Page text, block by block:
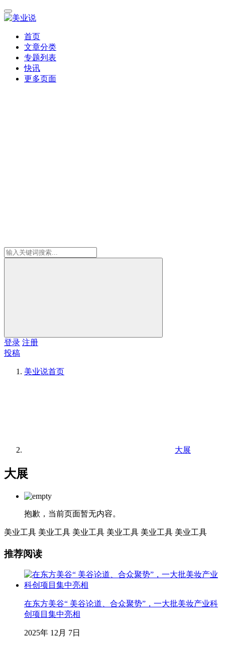
首页
文章分类
专题列表
快讯
更多页面
登录 注册
投稿
美业说首页
大展
大展
抱歉，当前页面暂无内容。
美业工具 美业工具 美业工具 美业工具 美业工具 美业工具
推荐阅读
在东方美谷“ 美谷论道、合众聚势”，一大批美妆产业科
创项目集中亮相
2025年 12月 7日